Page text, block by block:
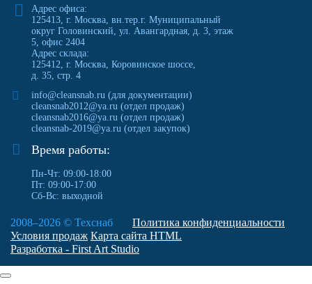
Адрес офиса:
125413, г. Москва, вн.тер.г. Муниципальный
округ Головинский, ул. Авангардная, д. 3, этаж
5, офис 2404
Адрес склада:
125412, г. Москва, Коровинское шоссе,
д. 35, стр. 4
info@cleansnab.ru (для документации)
cleansnab2012@ya.ru (отдел продаж)
cleansnab2016@ya.ru (отдел продаж)
cleansnab-2019@ya.ru (отдел закупок)
Время работы:
Пн-Чт: 09:00-18:00
Пт: 09:00-17:00
Сб-Вс: выходной
2008–2026 © Техснаб
Политика конфиденциальности
Условия продаж Карта сайта HTML
Разработка - First Art Studio